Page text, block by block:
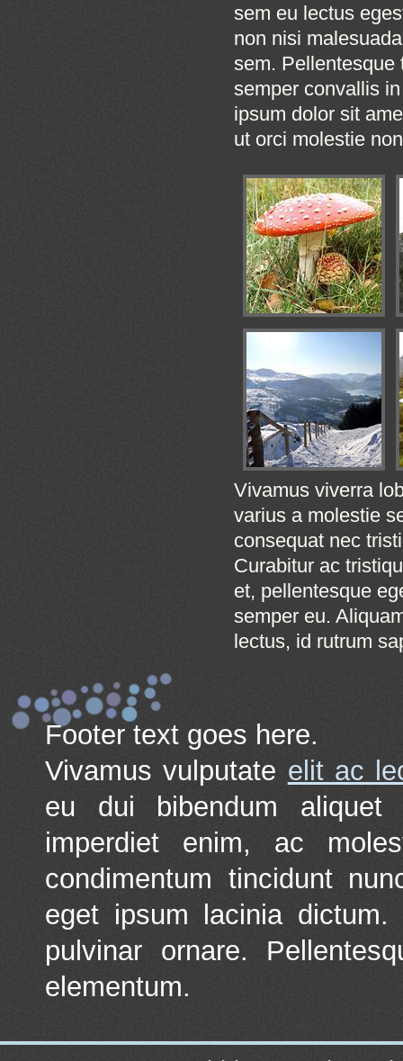
sem eu lectus
non nisi
sem. Pellentesque
semper convallis
ipsum dolor sit
ut orci molestie
Vivamus viverra
varius a molestie
consequat nec
Curabitur ac
et, pellentesque
semper eu.
lectus, id rutrum
Footer text goes here.
Vivamus vulputate elit ac
eu dui bibendum aliquet
imperdiet enim, ac
condimentum tincidunt
eget ipsum lacinia
pulvinar ornare.
elementum.